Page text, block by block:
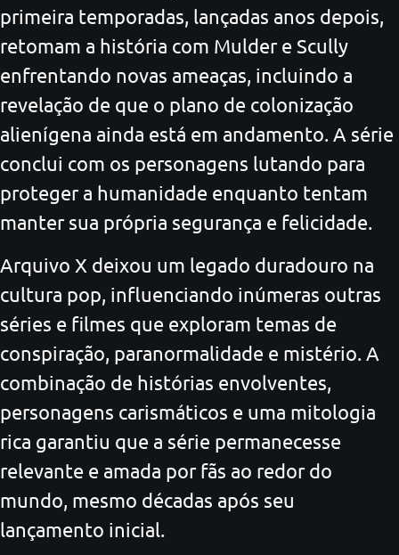
primeira temporadas, lançadas anos depois,
retomam a história com Mulder e Scully
enfrentando novas ameaças, incluindo a
revelação de que o plano de colonização
alienígena ainda está em andamento. A série
conclui com os personagens lutando para
proteger a humanidade enquanto tentam
manter sua própria segurança e felicidade.
Arquivo X deixou um legado duradouro na
cultura pop, influenciando inúmeras outras
séries e filmes que exploram temas de
conspiração, paranormalidade e mistério. A
combinação de histórias envolventes,
personagens carismáticos e uma mitologia
rica garantiu que a série permanecesse
relevante e amada por fãs ao redor do
mundo, mesmo décadas após seu
lançamento inicial.